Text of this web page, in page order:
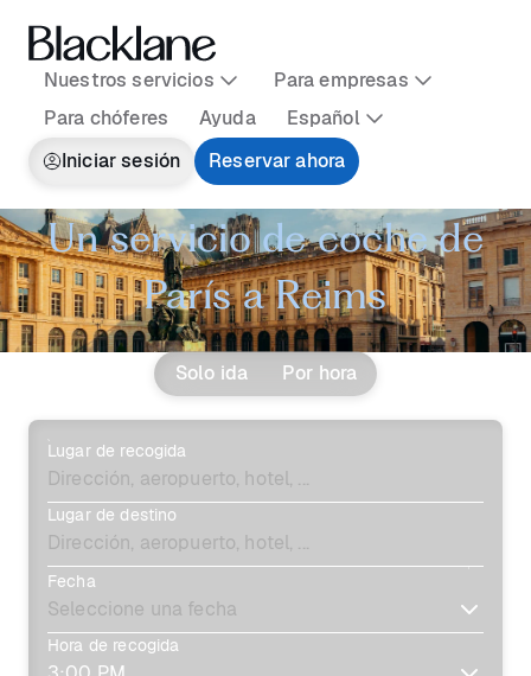
Nuestros servicios
Para empresas
Para chóferes
Ayuda
Español
Iniciar sesión
Reservar ahora
Un servicio de coche de
París a Reims
Solo ida Por hora
Lugar de recogida
Lugar de destino
Fecha
Hora de recogida